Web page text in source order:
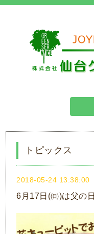
トピックス
2018-05-24 13:38:00
6月17日(㈰)は父の日